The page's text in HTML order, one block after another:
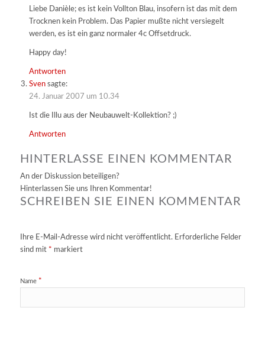
Liebe Danièle; es ist kein Vollton Blau, insofern ist das mit dem
Trocknen kein Problem. Das Papier mußte nicht versiegelt
werden, es ist ein ganz normaler 4c Offsetdruck.
Happy day!
Antworten
Sven sagte:
24. Januar 2007 um 10.34
Ist die Illu aus der Neubauwelt-Kollektion? ;)
Antworten
HINTERLASSE EINEN KOMMENTAR
An der Diskussion beteiligen?
Hinterlassen Sie uns Ihren Kommentar!
SCHREIBEN SIE EINEN KOMMENTAR
Ihre E-Mail-Adresse wird nicht veröffentlicht. Erforderliche Felder
sind mit * markiert
Name *